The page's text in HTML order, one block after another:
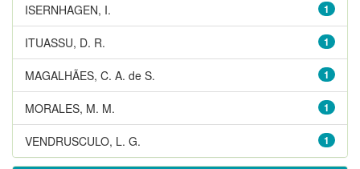
1
ISERNHAGEN, I.
1
ITUASSU, D. R.
1
MAGALHÃES, C. A. de S.
1
MORALES, M. M.
1
VENDRUSCULO, L. G.